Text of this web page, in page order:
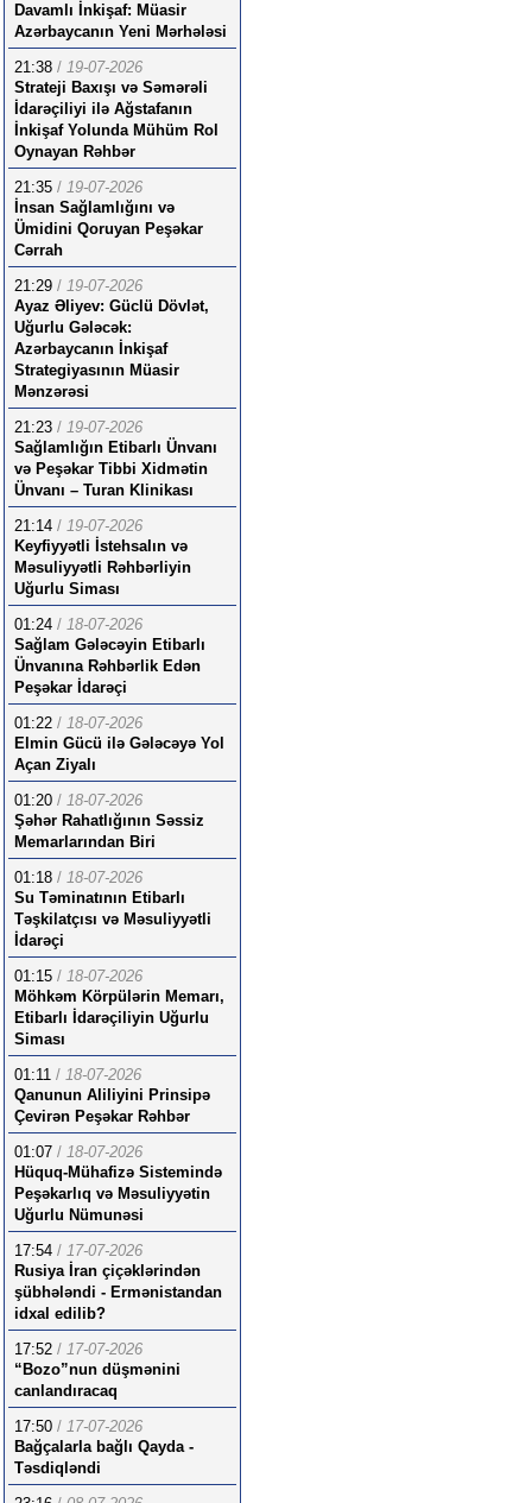
Davamlı İnkişaf: Müasir
Azərbaycanın Yeni Mərhələsi
21:38 / 19-07-2026
Strateji Baxışı və Səmərəli
İdarəçiliyi ilə Ağstafanın
İnkişaf Yolunda Mühüm Rol
Oynayan Rəhbər
21:35 / 19-07-2026
İnsan Sağlamlığını və
Ümidini Qoruyan Peşəkar
Cərrah
21:29 / 19-07-2026
Ayaz Əliyev: Güclü Dövlət,
Uğurlu Gələcək:
Azərbaycanın İnkişaf
Strategiyasının Müasir
Mənzərəsi
21:23 / 19-07-2026
Sağlamlığın Etibarlı Ünvanı
və Peşəkar Tibbi Xidmətin
Ünvanı – Turan Klinikası
21:14 / 19-07-2026
Keyfiyyətli İstehsalın və
Məsuliyyətli Rəhbərliyin
Uğurlu Siması
01:24 / 18-07-2026
Sağlam Gələcəyin Etibarlı
Ünvanına Rəhbərlik Edən
Peşəkar İdarəçi
01:22 / 18-07-2026
Elmin Gücü ilə Gələcəyə Yol
Açan Ziyalı
01:20 / 18-07-2026
Şəhər Rahatlığının Səssiz
Memarlarından Biri
01:18 / 18-07-2026
Su Təminatının Etibarlı
Təşkilatçısı və Məsuliyyətli
İdarəçi
01:15 / 18-07-2026
Möhkəm Körpülərin Memarı,
Etibarlı İdarəçiliyin Uğurlu
Siması
01:11 / 18-07-2026
Qanunun Aliliyini Prinsipə
Çevirən Peşəkar Rəhbər
01:07 / 18-07-2026
Hüquq-Mühafizə Sistemində
Peşəkarlıq və Məsuliyyətin
Uğurlu Nümunəsi
17:54 / 17-07-2026
Rusiya İran çiçəklərindən
şübhələndi - Ermənistandan
idxal edilib?
17:52 / 17-07-2026
“Bozo”nun düşmənini
canlandıracaq
17:50 / 17-07-2026
Bağçalarla bağlı Qayda -
Təsdiqləndi